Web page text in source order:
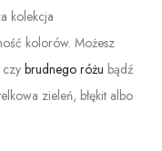
kolekcja
kolorów. Możesz
brudnego różu bądź
zieleń, błękit albo